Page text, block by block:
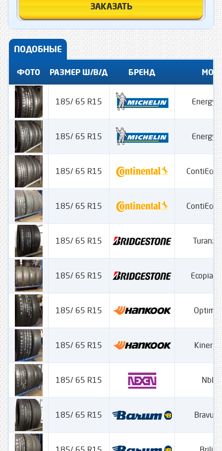
ЗАКАЗАТЬ
ПОДОБНЫЕ
ФОТО РАЗМЕР Ш/В/Д БРЕНД
185/ 65 R15 Energy
185/ 65 R15 Energy
185/ 65 R15
185/ 65 R15
185/ 65 R15
185/ 65 R15 Ecopia
185/ 65 R15 Optima
185/ 65 R15
185/ 65 R15
185/ 65 R15